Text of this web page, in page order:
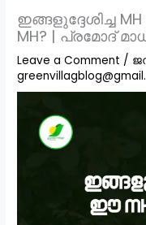
ഇങ്ങളുദ്ദേശിച്ച
MH? | പ്രമോദ്
Leave a Comment /